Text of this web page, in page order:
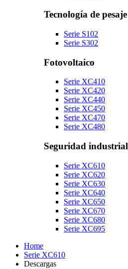
Tecnología de pesaje
Serie S102
Serie S302
Fotovoltaico
Serie XC410
Serie XC420
Serie XC440
Serie XC450
Serie XC470
Serie XC480
Seguridad industrial
Serie XC610
Serie XC620
Serie XC630
Serie XC640
Serie XC650
Serie XC670
Serie XC680
Serie XC695
Home
Serie XC610
Descargas